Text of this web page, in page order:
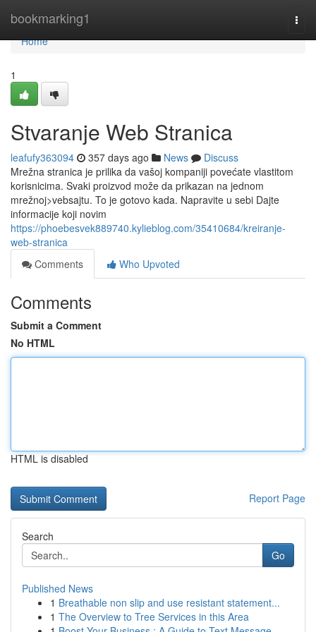
bookmarking1
Home
Home
1
Stvaranje Web Stranica
leafufy363094 357 days ago News
Discuss
Mrežna stranica je prilika da vašoj kompaniji povećate vlastitom
korisnicima. Svaki proizvod može da prikazan na jednom
mrežnoj>vebsajtu. To je gotovo kada. Napravite u sebi Dajte
informacije koji novim
https://phoebesvek889740.kylieblog.com/35410684/kreiranje-
web-stranica
Comments
Who Upvoted
Comments
Submit a Comment
No HTML
HTML is disabled
Report Page
Search
Go
Published News
1 Breathable non slip and use resistant statement...
1 The Overview to Tree Services in this Area